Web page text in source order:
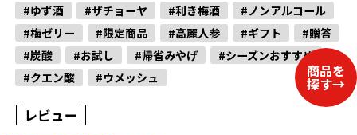
#ゆず酒
#ザチョーヤ #利き梅酒
#ノンアルコール
#梅ゼリー
#限定商品 #高麗人参 #ギフト
#贈答
#炭酸
#お試し #帰省みやげ
#シーズンおすすめ
#クエン酸
#ウメッシュ
レビュー